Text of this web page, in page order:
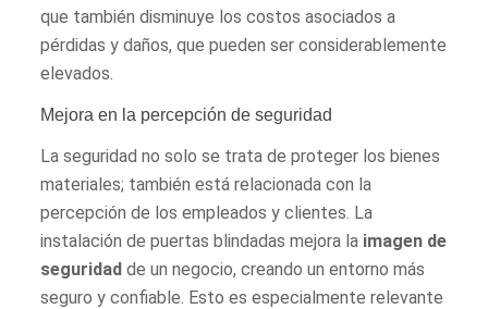
que también disminuye los costos asociados a
pérdidas y daños, que pueden ser considerablemente
elevados.
Mejora en la percepción de seguridad
La seguridad no solo se trata de proteger los bienes
materiales; también está relacionada con la
percepción de los empleados y clientes. La
instalación de puertas blindadas mejora la imagen de
seguridad de un negocio, creando un entorno más
seguro y confiable. Esto es especialmente relevante